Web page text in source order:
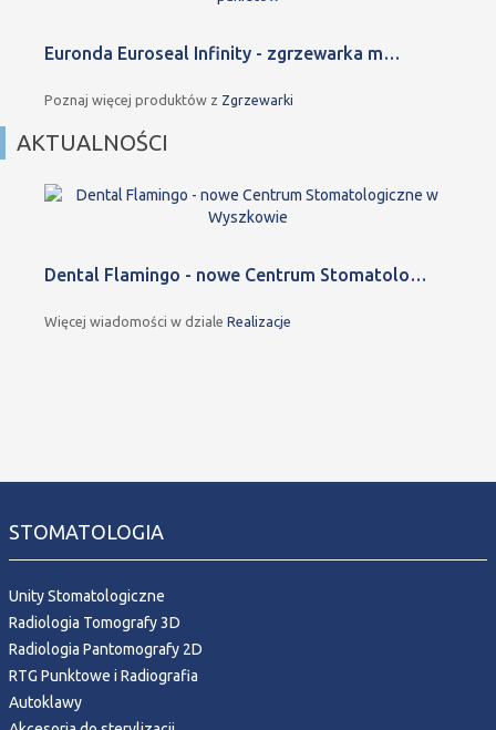
Euronda Euroseal Infinity - zgrzewarka m…
Poznaj więcej produktów z Zgrzewarki
AKTUALNOŚCI
Dental Flamingo - nowe Centrum Stomatolo…
Więcej wiadomości w dziale Realizacje
STOMATOLOGIA
Unity Stomatologiczne
Radiologia Tomografy 3D
Radiologia Pantomografy 2D
RTG Punktowe i Radiografia
Autoklawy